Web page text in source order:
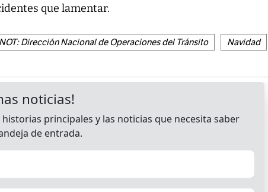
que lamentar.
Dirección Nacional de Operaciones del Tránsito
Navidad